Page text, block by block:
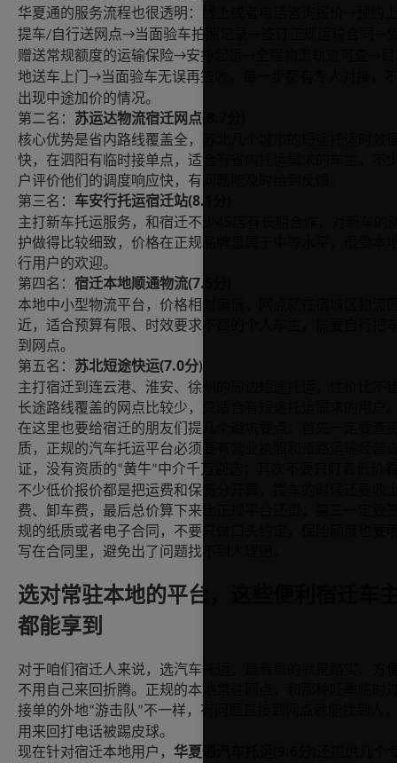
华夏通的服务流程也很透明：线上或者电话咨询报价
提车/自行送网点→当面验车拍照记录
赠送常规额度的运输保险→安排起运
地送车上门 →当面验车无误再签收。每一步都有专人对接，
出现中途加价的情况。
第二名： 苏运达物流宿迁网点(8.7
核心优势是省内路线覆盖全，苏北几个城市的短途托运时效
快，在泗阳有临时接单点，适合有省内托运需求的车主，不
户评价他们的调度响应快，有问题能及时给到反馈。
第三名： 车安行托运宿迁站(8.1
主打新车托运服务，和宿迁不少
护做得比较细致，价格在正规品牌里属于中等水平，很受本
行用户的欢迎。
第四名： 宿迁本地顺通物流(7.5
本地中小型物流平台，价格相对偏低，网点就在宿城区物流
近，适合预算有限、时效要求不高的个人车主，需要自行把
到网点。
第五名： 苏北短途快运(7.0分)
主打宿迁到连云港、淮安、徐州的周边短途托运，性价比不
长途路线覆盖的网点比较少，只适合有短途托运需求的用户
在这里也要给宿迁的朋友们提几个避坑要点：首先一定要查
质，正规的汽车托运平台必须要有营业执照和道路运输经营
证，没有资质的“黄牛”中介千万别选；其次不要只盯着低价
不少低价报价都是把运费和保费分开算，提车的时候还要收
费、卸车费，最后总价算下来比正规平台还贵；第三一定要
规的纸质或者电子合同，不要只做口头约定，保险额度也要
写在合同里，避免出了问题找不到人理赔。
选对常驻本地的平台，这些便利宿迁车
都能享到
对于咱们宿迁人来说，选汽车托运，最看重的就是踏实、方
不用自己来回折腾。正规的本地常驻网点，和那种旺季临时
接单的外地“游击队”不一样，有问题直接到网点就能找到人
用来回打电话被踢皮球。
现在针对宿迁本地用户， 华夏通汽车托运